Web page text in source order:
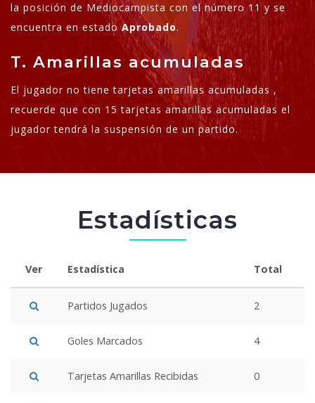
la posición de Mediocampista con el número 11 y se
encuentra en estadoAprobado.
T. Amarillas acumuladas
El jugador no tiene tarjetas amarillas acumuladas ,
recuerde que con 15 tarjetas amarillas acumuladas el
jugador tendrá la suspensión de un partido.
Estadísticas
Ver Estadística Total
Partidos Jugados 2
Goles Marcados 4
Tarjetas Amarillas Recibidas 0